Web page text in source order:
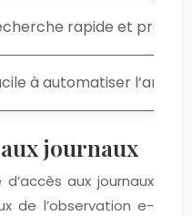
rapide et précise
à automatiser
journaux
aux journaux
de l’observation e-